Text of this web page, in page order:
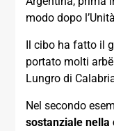
modo dopo
Il cibo ha fatto il
portato molti
Lungro di
Nel secondo
sostanziale nella